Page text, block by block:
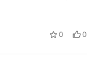
0 0